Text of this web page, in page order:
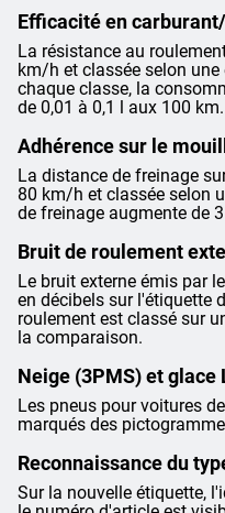
Efficacité en
La résistance au
km/h et classée selon une
chaque classe, la
de 0,01 à 0,1 l aux 100 km.
Adhérence sur le
La distance de freinage
80 km/h et classée selon
de freinage augmente de
Bruit de roulement
Le bruit externe émis par
en décibels sur l'étiquette
roulement est classé sur
la comparaison.
Neige (3PMS) et glace
Les pneus pour voitures
marqués des
Reconnaissance du
Sur la nouvelle étiquette,